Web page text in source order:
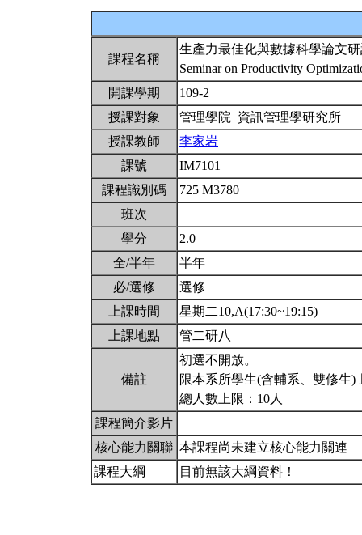
課程名稱
生產力最佳化與數據科學論文
Seminar on Productivity
開課學期
109-2
授課對象
管理學院 資訊管理學研究所
授課教師
李家岩
課號
IM7101
課程識別碼
725 M3780
班次
學分
2.0
全/半年
半年
必/選修
選修
上課時間
星期二10,A(17:30~19:15)
上課地點
管二研八
備註
初選不開放。
限本系所學生(含輔系、雙修生)
總人數上限：10人
課程簡介影片
核心能力關聯 本課程尚未建立核心能力關連
課程大綱
目前無該大綱資料！